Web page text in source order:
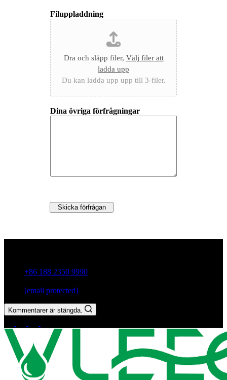
Filuppladdning
Dra och släpp filer, Välj filer att
ladda upp
Du kan ladda upp upp till 3-filer.
Dina övriga förfrågningar
Skicka förfrågan
+86 188 2350 9990
[email protected]
Kommentarer är stängda.